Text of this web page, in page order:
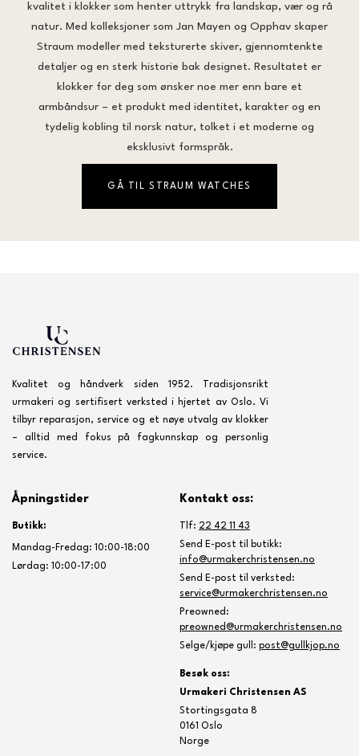
kvalitet i klokker som henter uttrykk fra landskap, vær og rå
natur. Med kolleksjoner som Jan Mayen og Opphav skaper
Straum modeller med teksturerte skiver, gjennomtenkte
detaljer og en sterk historie bak designet. Resultatet er
klokker for deg som ønsker noe mer enn bare et
armbåndsur – et produkt med identitet, karakter og en
tydelig kobling til norsk natur, tolket i et moderne og
eksklusivt formspråk.
GÅ TIL STRAUM WATCHES
Kvalitet og håndverk siden 1952. Tradisjonsrikt
urmakeri og sertifisert verksted i hjertet av Oslo. Vi
tilbyr reparasjon, service og et nøye utvalg av klokker
– alltid med fokus på fagkunnskap og personlig
service.
Åpningstider
Butikk:
Mandag-Fredag: 10:00-18:00
Lørdag: 10:00-17:00
Kontakt oss:
Tlf: 22 42 11 43
Send E-post til butikk:
info@urmakerchristensen.no
Send E-post til verksted:
service@urmakerchristensen.no
Preowned:
preowned@urmakerchristensen.no
Selge/kjøpe gull: post@gullkjop.no
Besøk oss:
Urmakeri Christensen AS
Stortingsgata 8
0161 Oslo
Norge